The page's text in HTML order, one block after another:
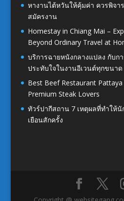
หางานไต้หวันให้คุ้มค่า ควรพิจ
สมัครงาน
Homestay in Chiang Mai –
Beyond Ordinary Travel at
บริการฉายหนังกลางแปลง กับก
ประทับใจในงานอีเวนต์ทุกขนาด
Best Beef Restaurant
Premium Steak Lovers
ทัวร์ปากีสถาน 7 เหตุผลที่ทำให้นั
เยือนสักครั้ง